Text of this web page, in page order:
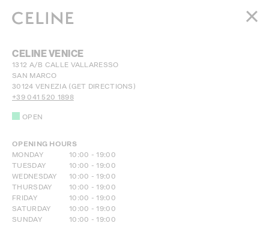
สำหรับผู้หญิง
สำหรับผู้ชาย
HAUTE PARFUMERIE
BEAUTÉ
ถุงช้อปปิ้ง (0)
CELINE VENICE
1312 A/B CALLE VALLARESSO
SAN MARCO
30124 VENEZIA (GET DIRECTIONS)
+39 041 520 1898
OPEN
OPENING HOURS
DAY OF THE WEEKHOURS
MONDAY 10:00 - 19:00
TUESDAY
10:00 - 19:00
WEDNESDAY
10:00 - 19:00
THURSDAY
10:00 - 19:00
FRIDAY
10:00 - 19:00
SATURDAY
10:00 - 19:00
SUNDAY
10:00 - 19:00